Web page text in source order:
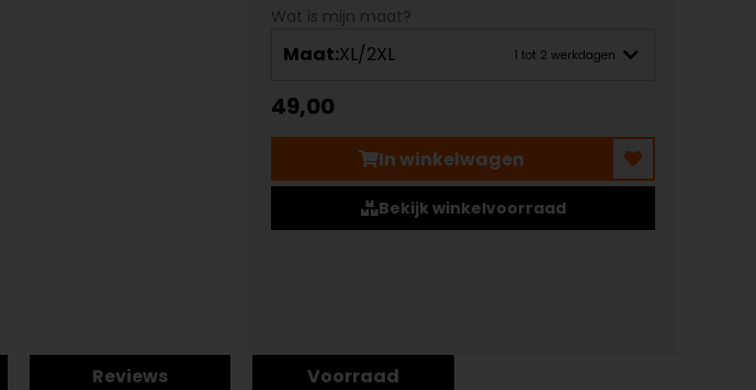
Wat is mijn maat?
Maat:XL/2XL 1 tot 2 werkdagen
49,00
In winkelwagen
Bekijk winkelvoorraad
Reviews Voorraad